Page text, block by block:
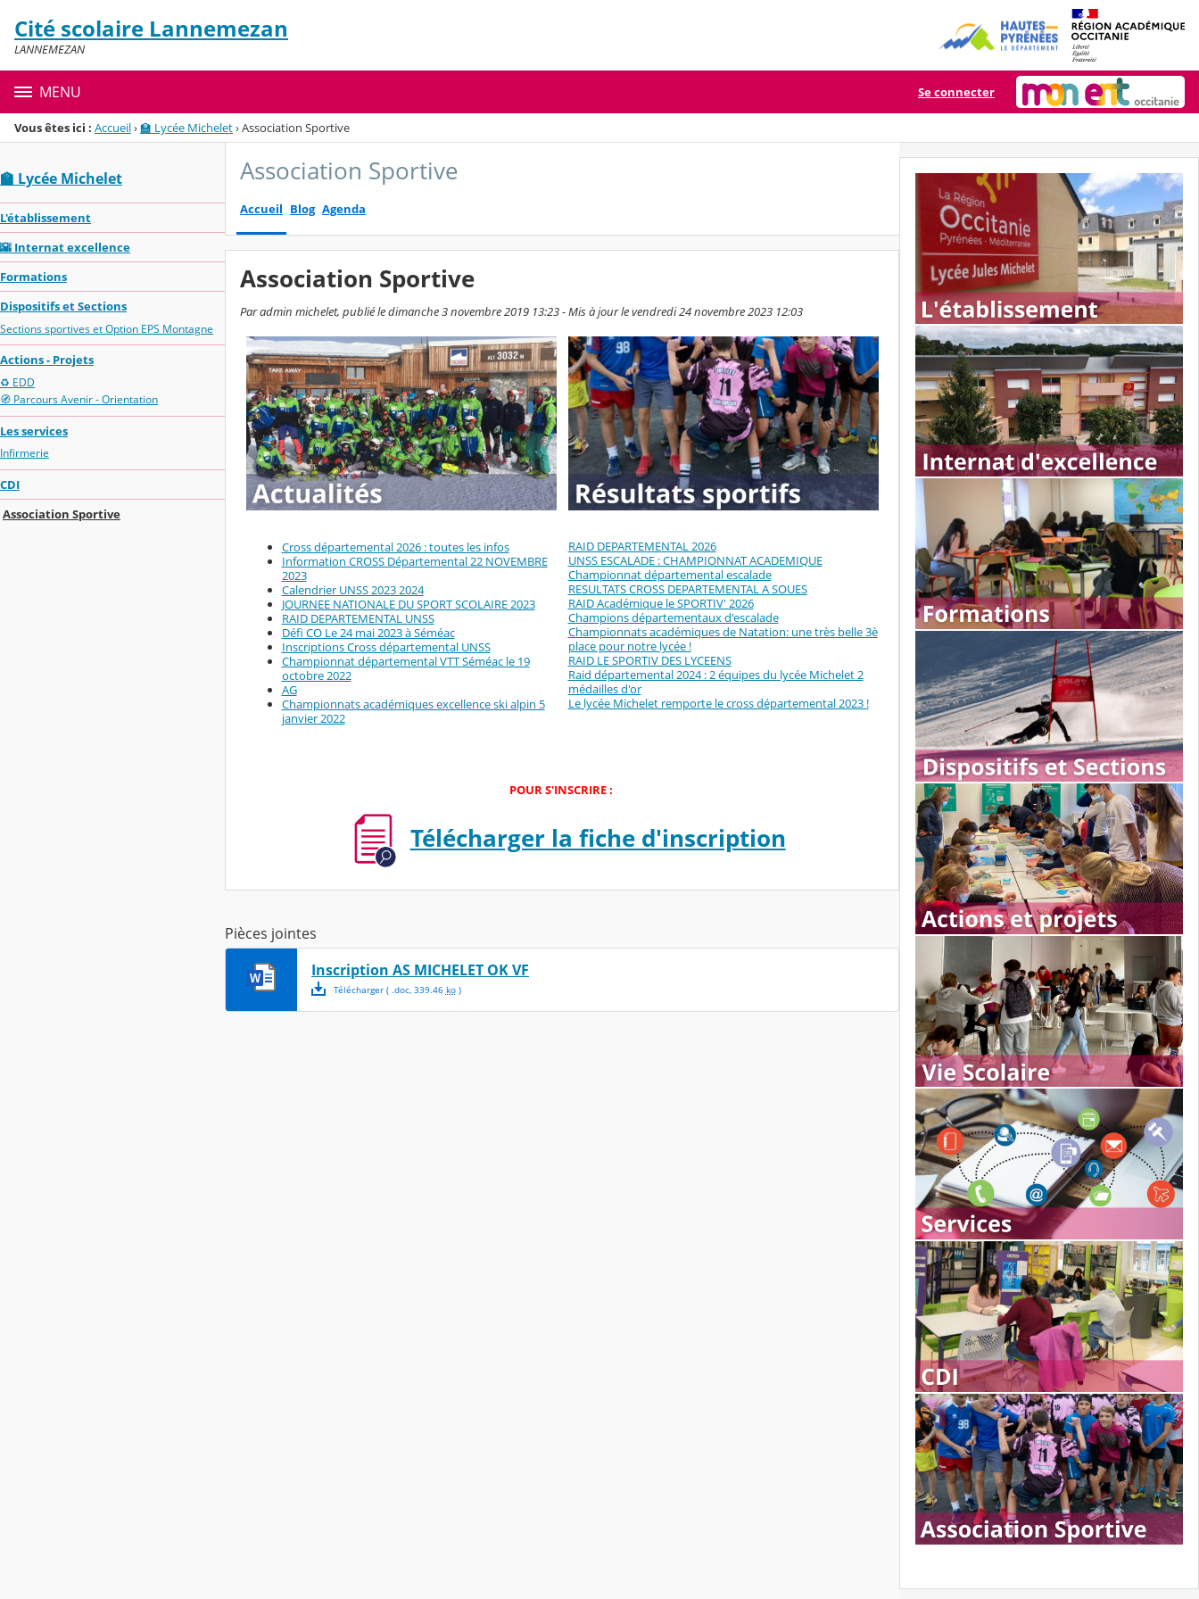
Menu de la rubrique
Contenu
Cité scolaire Lannemezan
LANNEMEZAN
MENU Se connecter
Vous êtes ici : Accueil›🏫 Lycée Michelet›Association Sportive
🏫 Lycée Michelet
L'établissement
🌇 Internat excellence
Formations
Dispositifs et Sections
Sections sportives et Option EPS Montagne
Actions - Projets
♻️ EDD
🧭 Parcours Avenir - Orientation
Les services
Infirmerie
CDI
Association Sportive
Association Sportive
Accueil Blog Agenda
Association Sportive
Par admin michelet, publié le dimanche 3 novembre 2019 13:23 - Mis à jour le vendredi 24 novembre 2023 12:03
Cross départemental 2026 : toutes les infos
Information CROSS Départemental 22 NOVEMBRE
2023
Calendrier UNSS 2023 2024
JOURNEE NATIONALE DU SPORT SCOLAIRE 2023
RAID DEPARTEMENTAL UNSS
Défi CO Le 24 mai 2023 à Séméac
Inscriptions Cross départemental UNSS
Championnat départemental VTT Séméac le 19
octobre 2022
AG
Championnats académiques excellence ski alpin 5
janvier 2022
RAID DEPARTEMENTAL 2026
UNSS ESCALADE : CHAMPIONNAT ACADEMIQUE
Championnat départemental escalade
RESULTATS CROSS DEPARTEMENTAL A SOUES
RAID Académique le SPORTIV' 2026
Champions départementaux d'escalade
Championnats académiques de Natation: une très belle 3è
place pour notre lycée !
RAID LE SPORTIV DES LYCEENS
Raid départemental 2024 : 2 équipes du lycée Michelet 2
médailles d'or
Le lycée Michelet remporte le cross départemental 2023 !
POUR S'INSCRIRE :
Télécharger la fiche d'inscription
Pièces jointes
Inscription AS MICHELET OK VF
Télécharger( .doc, 339.46 ko)